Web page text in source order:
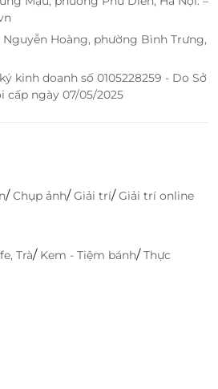
Nguyễn Hoàng, phường Bình Trưng,
kinh doanh số 0105228259 - Do Sở
cấp ngày 07/05/2025
/Chụp ảnh/Giải trí/Giải trí online
Trà/ Kem - Tiệm bánh/Thực